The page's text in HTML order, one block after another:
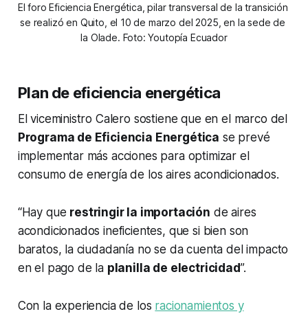
El foro Eficiencia Energética, pilar transversal de la transición
se realizó en Quito, el 10 de marzo del 2025, en la sede de
la Olade. Foto: Youtopía Ecuador
Plan de eficiencia energética
El viceministro Calero sostiene que en el marco del
Programa de Eficiencia Energética se prevé
implementar más acciones para optimizar el
consumo de energía de los aires acondicionados.
“Hay que restringir la importación de aires
acondicionados ineficientes, que si bien son
baratos, la ciudadanía no se da cuenta del impacto
en el pago de la planilla de electricidad”.
Con la experiencia de los racionamientos y